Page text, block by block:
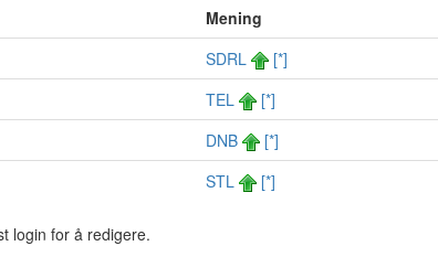
Mening
SDRL [*]
TEL [*]
DNB [*]
STL [*]
login for å redigere.